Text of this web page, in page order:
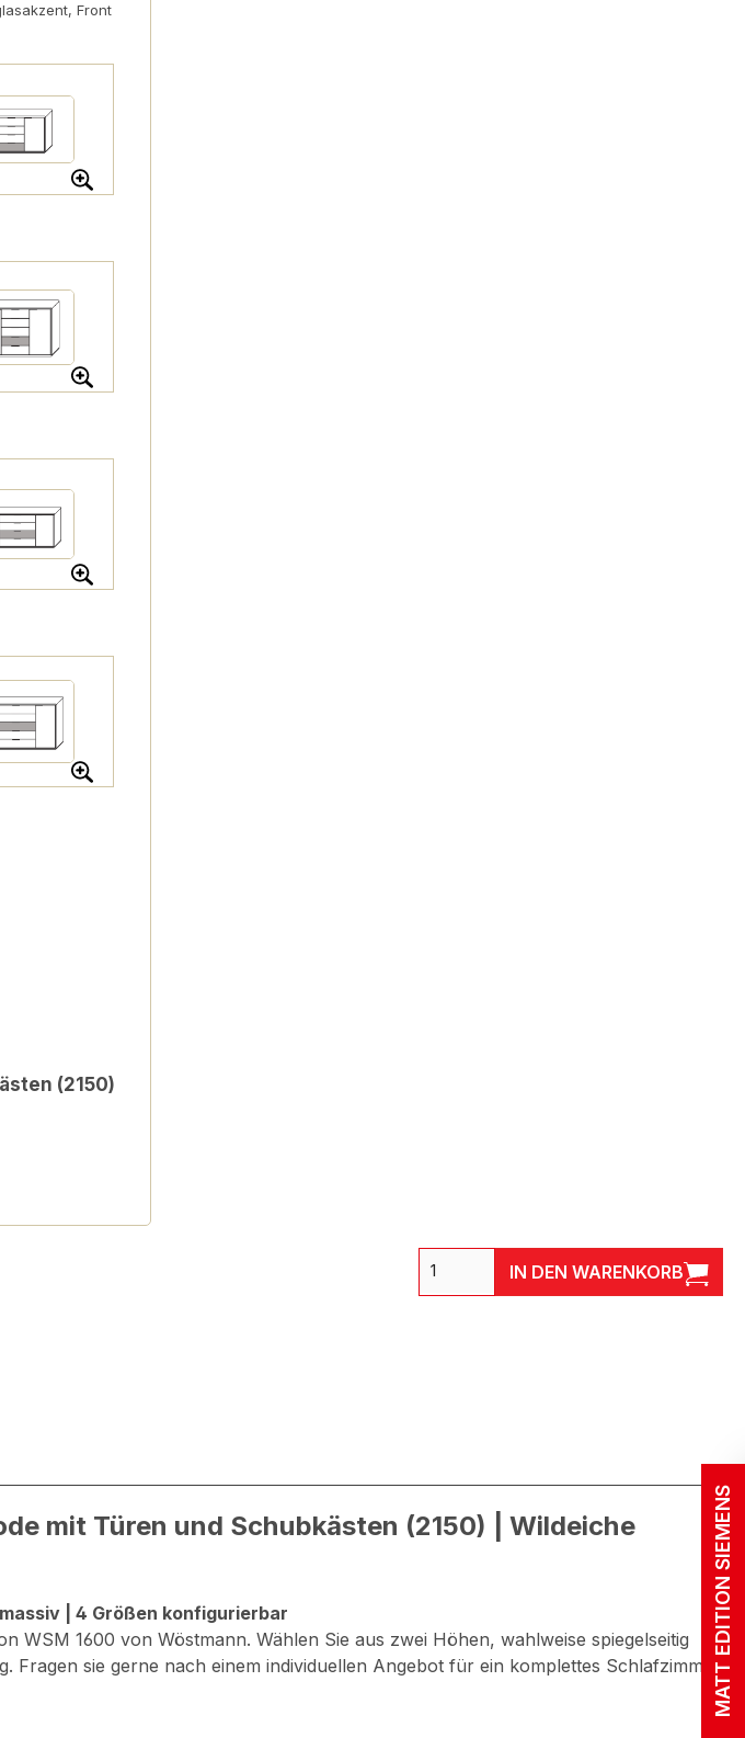
Front
(2150)
IN DEN WARENKORB
mit Türen und Schubkästen (2150) | Wildeiche
| 4 Größen konfigurierbar
1600 von Wöstmann. Wählen Sie aus zwei Höhen, wahlweise spiegelseitig
Fragen sie gerne nach einem individuellen Angebot für ein komplettes SchlafzimmerMATT EDITION SIEMENS